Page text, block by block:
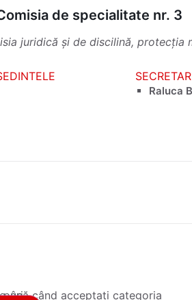
de specialitate nr. 3
juridică și de discilină, protecția
Raluca
cookie-uri.